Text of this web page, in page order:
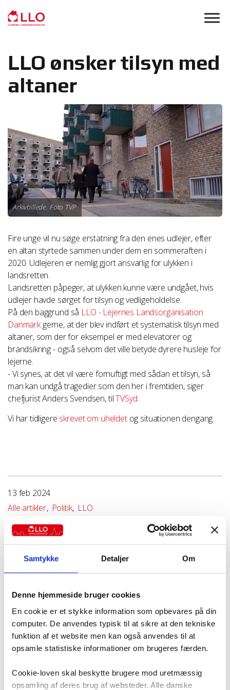
Samtykke Detaljer Om
Denne hjemmeside bruger cookies
En cookie er et stykke information som opbevares på din
computer. De anvendes typisk til at sikre at den tekniske
funktion af et website men kan også anvendes til at
opsamle statistiske informationer om brugeres færden.
Cookie-loven skal beskytte brugere mod uretmæssig
opsamling af deres brug af websteder. Alle danske
LLO ønsker tilsyn med
altaner
Arkivbillede. Foto TVP
Fire unge vil nu søge erstatning fra den enes udlejer, efter
en altan styrtede sammen under dem en sommeraften i
2020. Udlejeren er nemlig gjort ansvarlig for ulykken i
landsretten.
Landsretten påpeger, at ulykken kunne være undgået, hvis
udlejer havde sørget for tilsyn og vedligeholdelse.
På den baggrund så LLO - Lejernes Landsorganisation
Danmarkgerne, at der blev indført et systematisk tilsyn med
altaner, som der for eksempel er med elevatorer og
brandsikring - også selvom det ville betyde dyrere husleje for
lejerne.
- Vi synes, at det vil være fornuftigt med sådan et tilsyn, så
man kan undgå tragedier som den her i fremtiden, siger
chefjurist Anders Svendsen, tilTVSyd.
Vi har tidligere skrevet om uheldetog situationen dengang.
13 feb 2024
Alle artikler Politik LLO
Om forfatteren
Se artikler af LLO